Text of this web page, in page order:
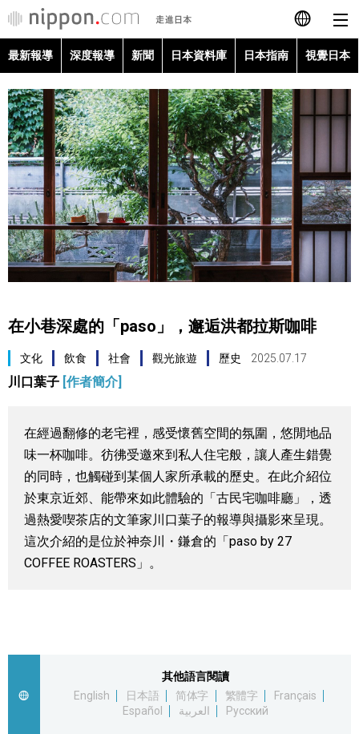
日本語
English
简体字
Français
Español
العربية
最新報導
深度報導
新聞
日本指南
視覺日本
臺灣香港
更多
人物訪談
日本入門
社會
財經
official SNS
最新報導 深度報導 新聞 日本資料庫 日本指南 視覺日本
在小巷深處的「paso」，邂逅洪都拉斯咖啡
文化 飲食 社會 觀光旅遊 歷史 2025.07.17
川口葉子 [作者簡介]
在經過翻修的老宅裡，感受懷舊空間的氛圍，悠閒地品
味一杯咖啡。彷彿受邀來到私人住宅般，讓人產生錯覺
的同時，也觸碰到某個人家所承載的歷史。在此介紹位
於東京近郊、能帶來如此體驗的「古民宅咖啡廳」，透
過熱愛喫茶店的文筆家川口葉子的報導與攝影來呈現。
這次介紹的是位於神奈川・鎌倉的「paso by 27
COFFEE ROASTERS」。
其他語言閱讀
English
日本語 简体字 繁體字
Français
Español
العربية Русский